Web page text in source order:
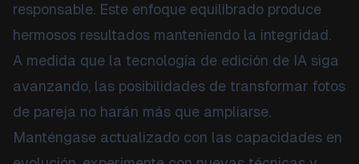
responsable. Este enfoque equilibrado produce
hermosos resultados manteniendo la integridad.
A medida que la tecnología de edición de IA siga
avanzando, las posibilidades de transformar fotos
de pareja no harán más que ampliarse.
Manténgase actualizado con las capacidades en